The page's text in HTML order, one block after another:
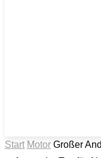
Start Motor Großer